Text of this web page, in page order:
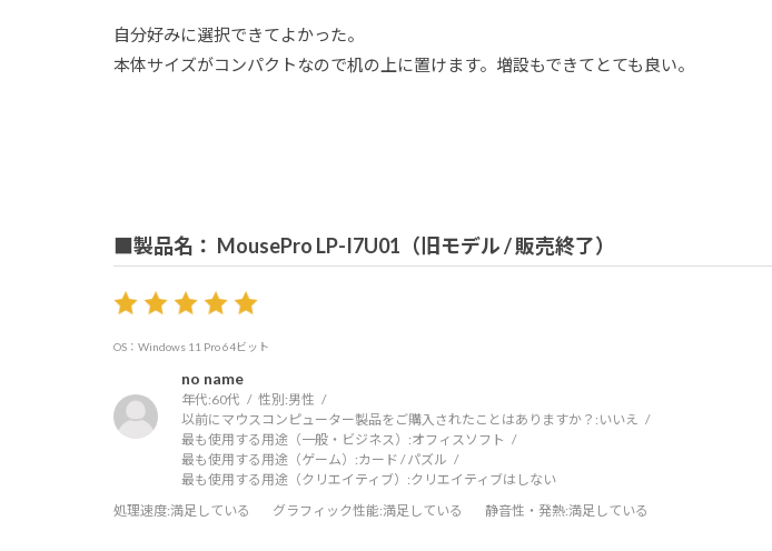
自分好みに選択できてよかった。
本体サイズがコンパクトなので机の上に置けます。増設もできてとても良い。
■製品名： MousePro LP-I7U01（旧モデル / 販売終了）
OS：Windows 11 Pro 64ビット
no name
年代:60代 性別:男性
以前にマウスコンピューター製品をご購入されたことはありますか？: いいえ
最も使用する用途（一般・ビジネス）:オフィスソフト
最も使用する用途（ゲーム）:カード / パズル
最も使用する用途（クリエイティブ）:クリエイティブはしない
処理速度:満足している グラフィック性能:満足している 静音性・発熱:満足している